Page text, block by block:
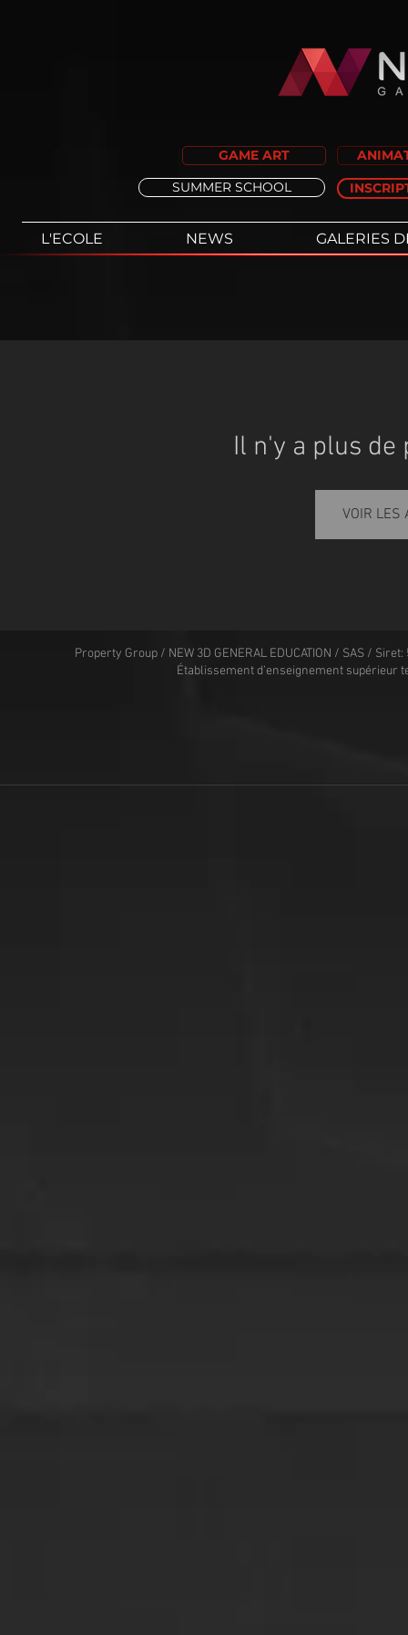
GAME ART
SUMMER SCHOOL
L'ECOLE NEWS GALERIES
Il n'y a plus de
VOIR LES
Property Group / NEW 3D GENERAL EDUCATION / SAS /
Établissement d'enseignement supérieur